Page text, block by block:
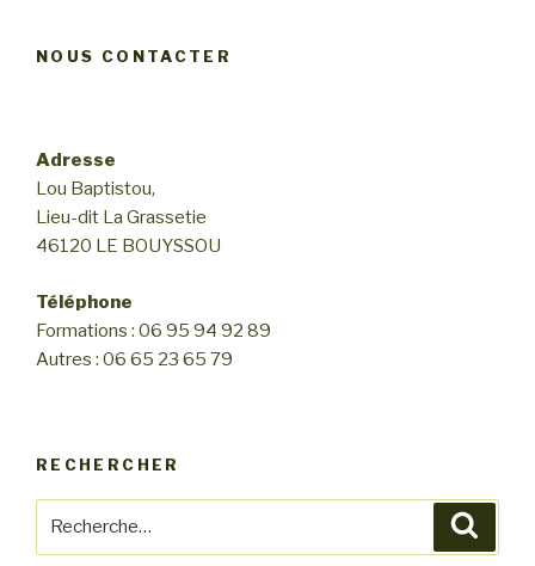
NOUS CONTACTER
Adresse
Lou Baptistou,
Lieu-dit La Grassetie
46120 LE BOUYSSOU
Téléphone
Formations : 06 95 94 92 89
Autres : 06 65 23 65 79
RECHERCHER